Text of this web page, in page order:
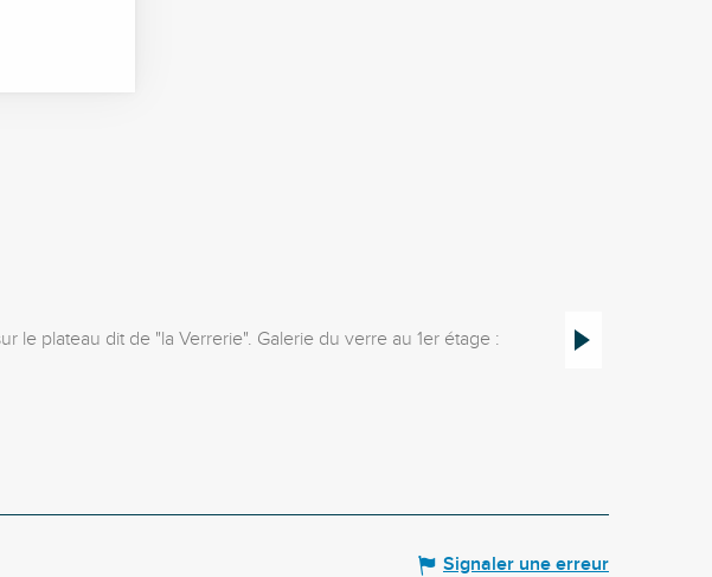
le plateau dit de "la Verrerie". Galerie du verre au 1er étage :
Saint-Nicolas-des-Biefs
Signaler une erreur